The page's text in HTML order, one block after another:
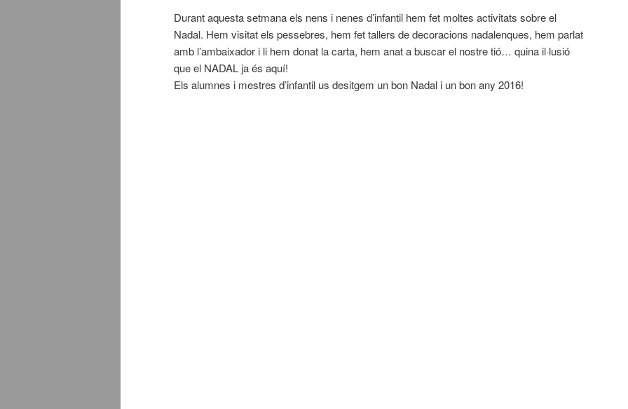
Durant aquesta setmana els nens i nenes d’infantil hem fet moltes activitats sobre el
Nadal. Hem visitat els pessebres, hem fet tallers de decoracions nadalenques, hem parlat
amb l’ambaixador i li hem donat la carta, hem anat a buscar el nostre tió… quina il·lusió
que el NADAL ja és aquí!
Els alumnes i mestres d’infantil us desitgem un bon Nadal i un bon any 2016!